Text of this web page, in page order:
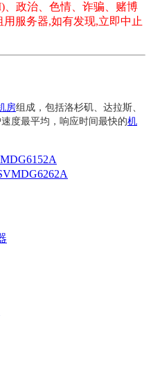
、政治、色情、诈骗、赌博
服务器,如有发现,立即中止
房组成，包括洛杉矶、达拉斯、
度最平均，响应时间最快的机